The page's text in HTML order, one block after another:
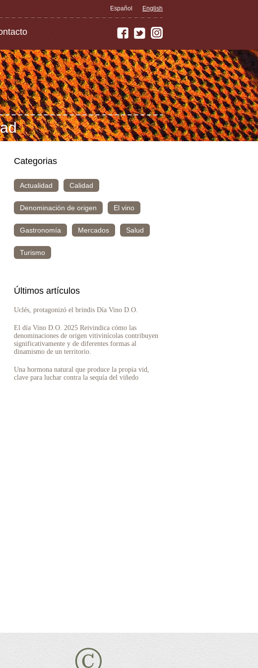
Español English
Categorias
Actualidad Calidad
Denominación de origen El vino
Gastronomía Mercados Salud
Turismo
Últimos artículos
Uclés, protagonizó el brindis Día Vino D.O.
El día Vino D.O. 2025 Reivindica cómo las
denominaciones de origen vitivinícolas contribuyen
significativamente y de diferentes formas al
dinamismo de un territorio.
Una hormona natural que produce la propia vid,
clave para luchar contra la sequía del viñedo